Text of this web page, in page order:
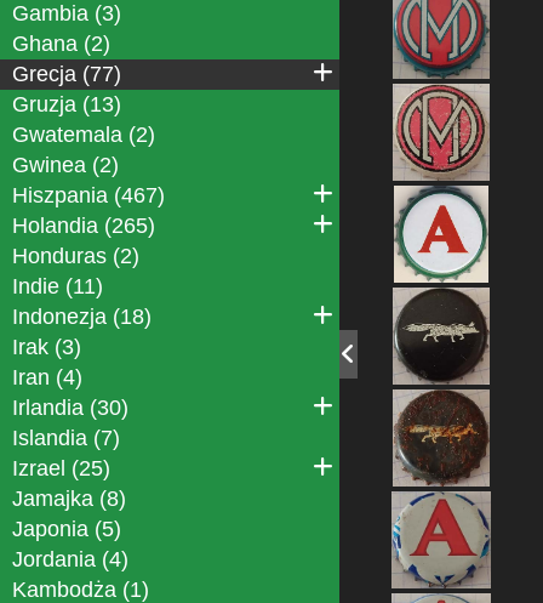
Gambia (3)
Ghana (2)
Grecja (77)
Gruzja (13)
Gwatemala (2)
Gwinea (2)
Hiszpania (467)
Holandia (265)
Honduras (2)
Indie (11)
Indonezja (18)
Irak (3)
Iran (4)
Irlandia (30)
Islandia (7)
Izrael (25)
Jamajka (8)
Japonia (5)
Jordania (4)
Kambodża (1)